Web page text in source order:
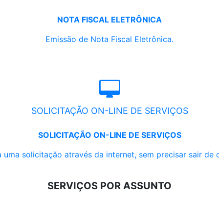
NOTA FISCAL ELETRÔNICA
Emissão de Nota Fiscal Eletrônica.
SOLICITAÇÃO ON-LINE DE SERVIÇOS
SOLICITAÇÃO ON-LINE DE SERVIÇOS
uma solicitação através da internet, sem precisar sair de
SERVIÇOS POR ASSUNTO